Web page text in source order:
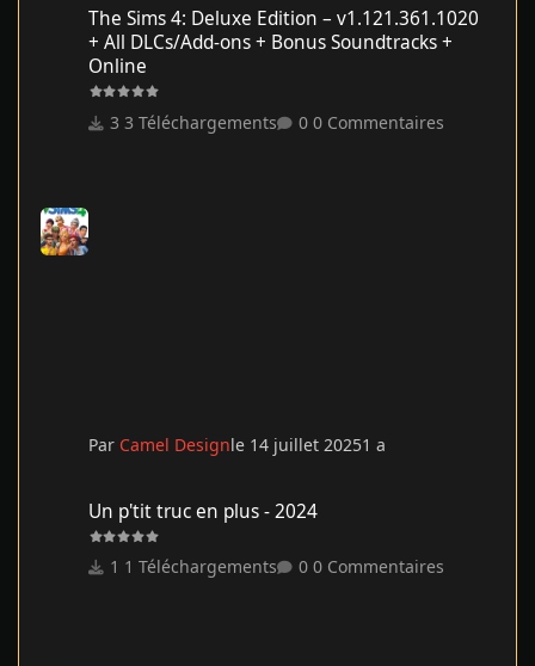
The Sims 4: Deluxe Edition – v1.121.361.1020
+ All DLCs/Add-ons + Bonus Soundtracks +
Online
3 Téléchargements 0 Commentaires
Par Camel Designle 14 juillet 20251 a
Un p'tit truc en plus - 2024
1 Téléchargements 0 Commentaires